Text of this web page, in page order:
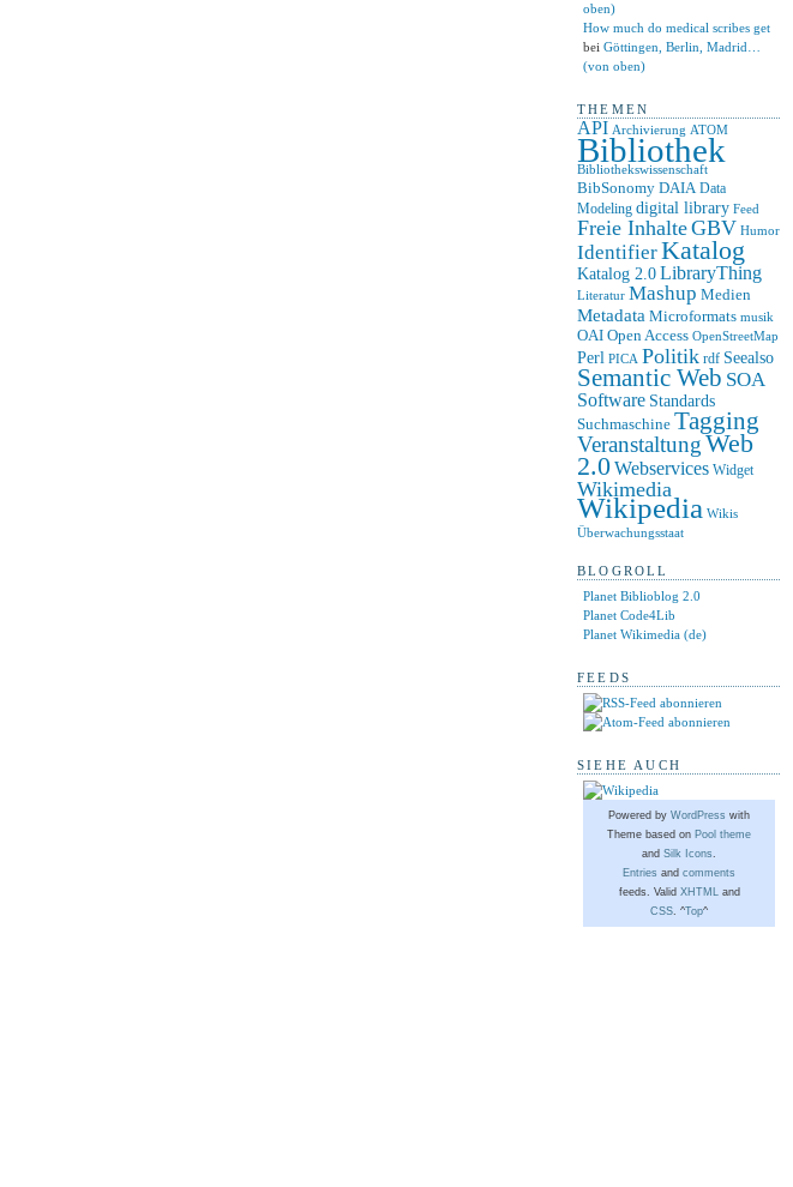
oben)
How much do medical scribes get
bei Göttingen, Berlin, Madrid…
(von oben)
THEMEN
API Archivierung ATOM
Bibliothek
Bibliothekswissenschaft
BibSonomy DAIA Data
Modeling digital library Feed
Freie InhalteGBV Humor
IdentifierKatalog
Katalog 2.0 LibraryThing
Literatur Mashup Medien
Metadata Microformats musik
OAI Open Access OpenStreetMap
Perl PICA Politik rdf Seealso
Semantic Web SOA
Software Standards
Suchmaschine Tagging
VeranstaltungWeb
2.0Webservices Widget
Wikimedia
Wikipedia Wikis
Überwachungsstaat
BLOGROLL
Planet Biblioblog 2.0
Planet Code4Lib
Planet Wikimedia (de)
FEEDS
SIEHE AUCH
Powered by WordPress with
Theme based on Pool theme
and Silk Icons.
Entries and comments
feeds. Valid XHTMLand
CSS. ^Top^